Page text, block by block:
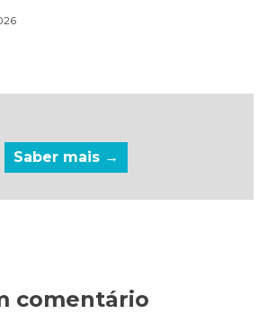
Saber mais →
comentário